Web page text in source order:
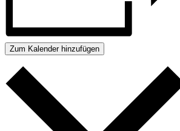
Zum Kalender hinzufügen